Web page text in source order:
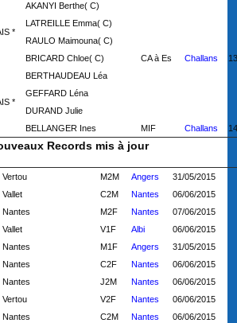
*
AKANYI Berthe( C)
LATREILLE Emma( C)
RAULO Maimouna( C)
BRICARD Chloe( C)
CA à Es Challans
*
BERTHAUDEAU Léa
GEFFARD Léna
DURAND Julie
BELLANGER Ines
MIF Challans
Records mis à jour
Vertou M2M Angers 31/05/2015
Vallet C2M Nantes 06/06/2015
Nantes M2F Nantes 07/06/2015
Vallet V1F Albi 06/06/2015
Nantes M1F Angers 31/05/2015
Nantes C2F Nantes 06/06/2015
Nantes J2M Nantes 06/06/2015
Vertou V2F Nantes 06/06/2015
Nantes C2M Nantes 06/06/2015